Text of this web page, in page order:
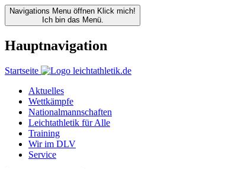
Navigations Menu öffnen Klick mich!
Ich bin das Menü.
Hauptnavigation
Startseite
Aktuelles
Wettkämpfe
Nationalmannschaften
Leichtathletik für Alle
Training
Wir im DLV
Service